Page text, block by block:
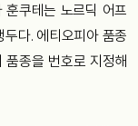
훈쿠테는 노르딕 어프
다. 에티오피아 품종
종을 번호로 지정해